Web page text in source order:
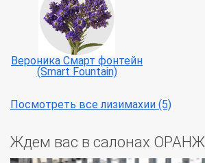
Вероника Смарт фонтейн
(Smart Fountain)
Посмотреть все лизимахии (5)
Ждем вас в салонах ОРАНЖ